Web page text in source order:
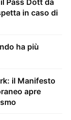
Pass Dott da
in caso di
ha più
il Manifesto
apre